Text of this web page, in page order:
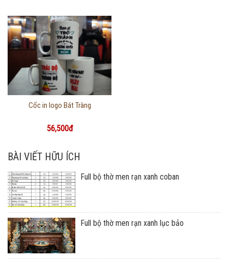
Thông tin chi tiết
Cốc in logo Bát Tràng
56,500đ
BÀI VIẾT HỮU ÍCH
Full bộ thờ men rạn xanh coban
Full bộ thờ men rạn xanh lục bảo